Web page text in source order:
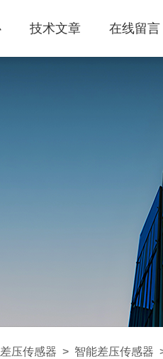
技术文章 在线留言
差压传感器 > 智能差压传感器